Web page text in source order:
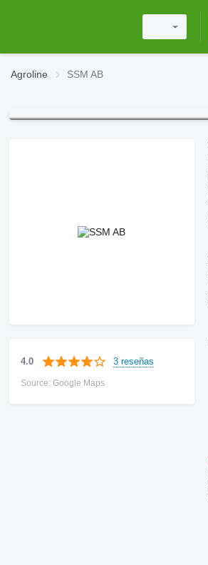
Agroline SSM AB
4.0 3 reseñas
Source: Google Maps